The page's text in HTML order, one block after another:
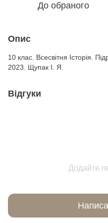
До обраного
Опис
10 клас. Всесвітня Історія.
2023. Щупак І. Я.
Відгуки
Додайте